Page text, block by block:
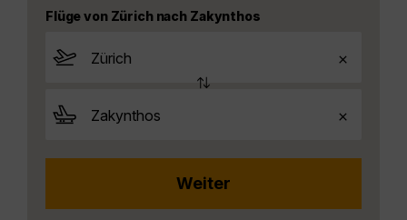
Flüge von Zürich nach Zakynthos